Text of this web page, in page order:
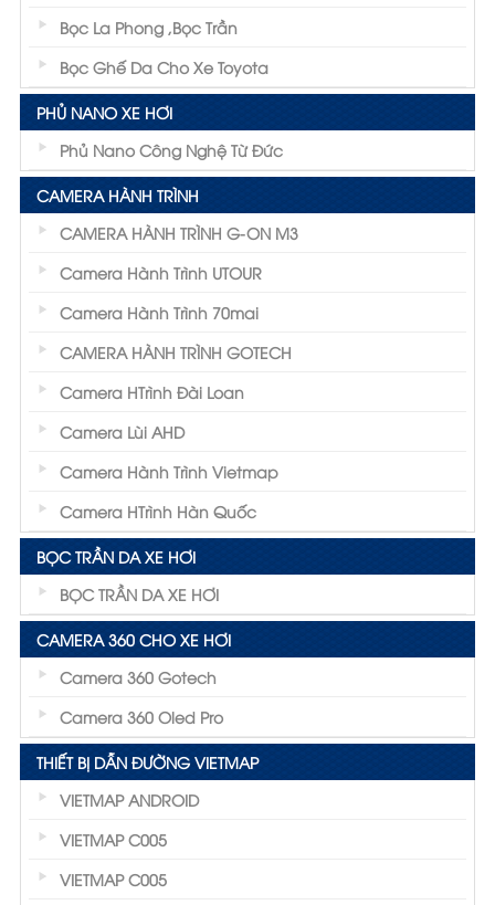
Bọc La Phong ,Bọc Trần
Bọc Ghế Da Cho Xe Toyota
PHỦ NANO XE HƠI
Phủ Nano Công Nghệ Từ Đức
CAMERA HÀNH TRÌNH
CAMERA HÀNH TRÌNH G-ON M3
Camera Hành Trình UTOUR
Camera Hành Trình 70mai
CAMERA HÀNH TRÌNH GOTECH
Camera HTrình Đài Loan
Camera Lùi AHD
Camera Hành Trình Vietmap
Camera HTrình Hàn Quốc
BỌC TRẦN DA XE HƠI
BỌC TRẦN DA XE HƠI
CAMERA 360 CHO XE HƠI
Camera 360 Gotech
Camera 360 Oled Pro
THIẾT BỊ DẪN ĐƯỜNG VIETMAP
VIETMAP ANDROID
VIETMAP C005
VIETMAP C005